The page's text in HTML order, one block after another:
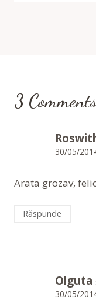
3 Comments
30/05/
Arata grozav,
Răspunde
Olguta
30/05/